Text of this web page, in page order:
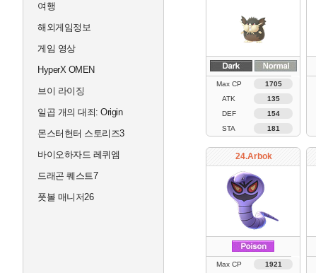
여행
해외게임정보
게임 영상
HyperX OMEN
브이 라이징
일곱 개의 대죄: Origin
몬스터헌터 스토리즈3
바이오하자드 레퀴엠
드래곤 퀘스트7
풋볼 매니저26
Max CP
1705
ATK
135
DEF
154
STA
181
24.Arbok
Max CP
1921